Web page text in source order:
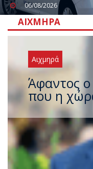
06/08/2026
ΑΙΧΜΗΡΆ
Αιχμηρά
Άφαντος
που η